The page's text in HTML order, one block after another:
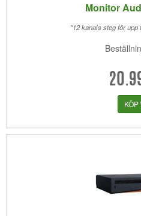
Monitor
"12 kanals steg för
KÖP